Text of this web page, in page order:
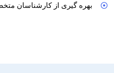
بهره گیری از کارشناسان